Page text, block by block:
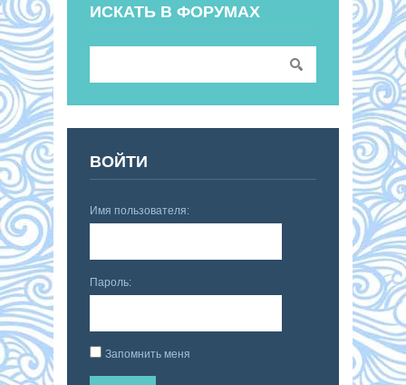
ИСКАТЬ В ФОРУМАХ
ВОЙТИ
Имя пользователя:
Пароль:
Запомнить меня